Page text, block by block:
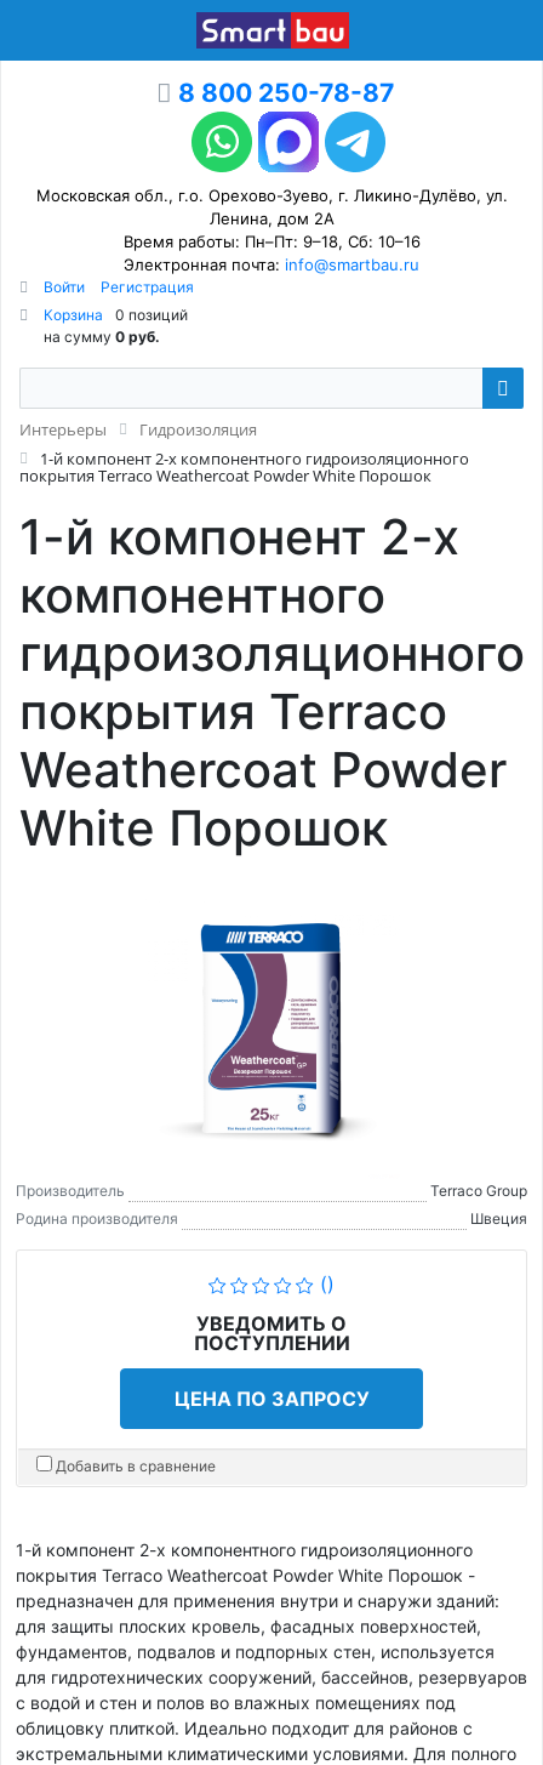
8 800 250-78-87
Московская обл., г.о. Орехово-Зуево, г. Ликино-Дулёво, ул.
Ленина, дом 2А
Время работы: Пн–Пт: 9–18, Сб: 10–16
Электронная почта: info@smartbau.ru
Войти
Регистрация
Корзина
0 позиций
на сумму 0 руб.
Интерьеры
Гидроизоляция
1-й компонент 2-х компонентного гидроизоляционного
покрытия Terraco Weathercoat Powder White Порошок
1-й компонент 2-х
компонентного
гидроизоляционного
покрытия Terraco
Weathercoat Powder
White Порошок
Производитель
Terraco Group
Родина производителя
Швеция
()
УВЕДОМИТЬ О
ПОСТУПЛЕНИИ
ЦЕНА ПО ЗАПРОСУ
Добавить в сравнение
1-й компонент 2-х компонентного гидроизоляционного
покрытия Terraco Weathercoat Powder White Порошок -
предназначен для применения внутри и снаружи зданий:
для защиты плоских кровель, фасадных поверхностей,
фундаментов, подвалов и подпорных стен, используется
для гидротехнических сооружений, бассейнов, резервуаров
с водой и стен и полов во влажных помещениях под
облицовку плиткой. Идеально подходит для районов с
экстремальными климатическими условиями. Для полного